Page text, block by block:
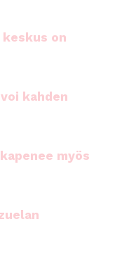
on
kahden
myös